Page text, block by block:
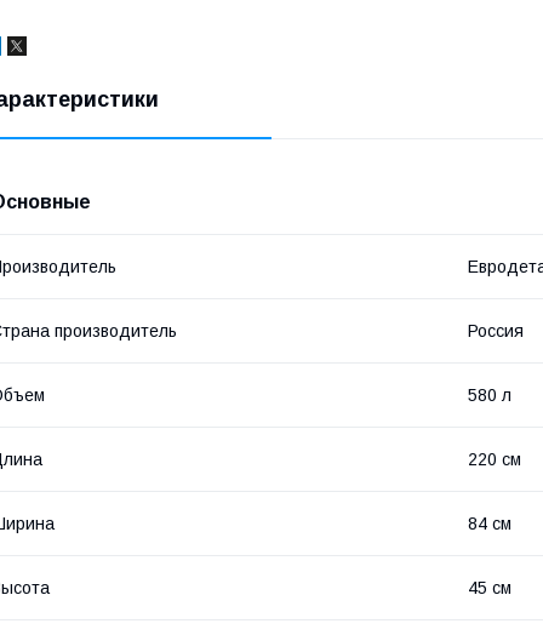
производитель Россия
580 л
220 см
84 см
45 см